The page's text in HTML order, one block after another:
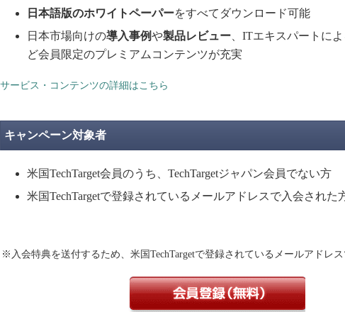
日本語版のホワイトペーパーをすべてダウンロード可能
日本市場向けの導入事例や製品レビュー 、ITエキスパートによ
ど会員限定のプレミアムコンテンツが充実
サービス・コンテンツの詳細はこちら
キャンペーン対象者
米国TechTarget会員のうち、TechTargetジャパン会員でない方
米国TechTargetで登録されているメールアドレスで入会された
※入会特典を送付するため、米国TechTargetで登録されているメールアドレス